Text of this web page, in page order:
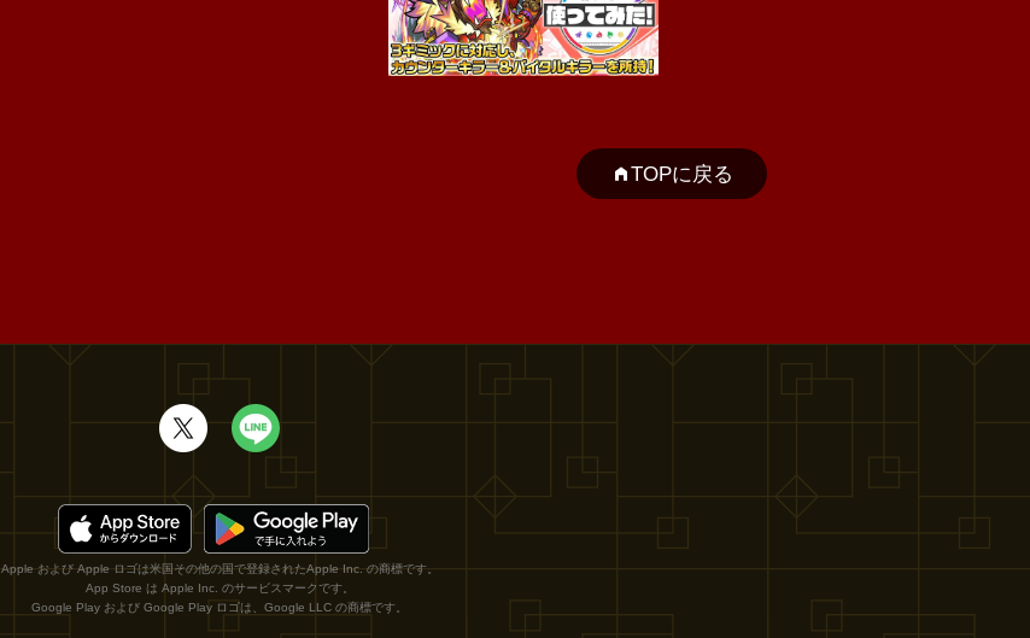
TOPに戻る
Apple および Apple ロゴは米国その他の国で登録されたApple Inc. の商標です。
App Store は Apple Inc. のサービスマークです。
Google Play および Google Play ロゴは、Google LLC の商標です。